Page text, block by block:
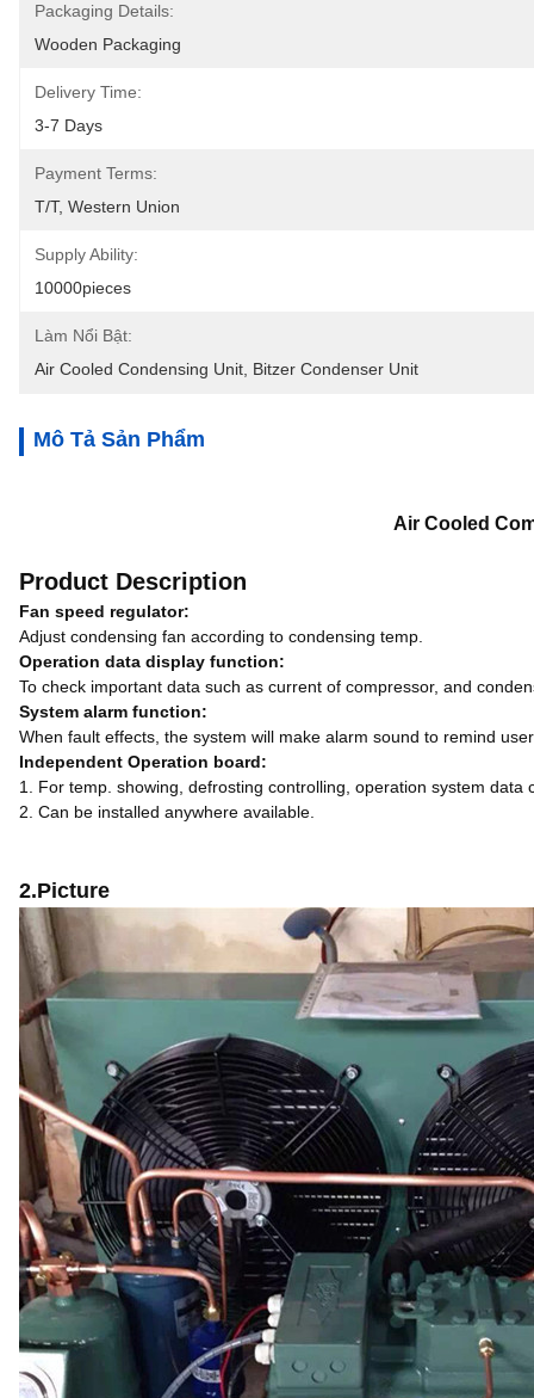
Packaging Details:
Wooden Packaging
Delivery Time:
3-7 Days
Payment Terms:
T/T, Western Union
Supply Ability:
10000pieces
Làm Nổi Bật:
Air Cooled Condensing Unit Bitzer Condenser Unit
Mô Tả Sản Phẩm
Air Cooled
Product Description
Fan speed regulator:
Adjust condensing fan according to condensing temp.
Operation data display function:
To check important data such as current of compressor, and
System alarm function:
When fault effects, the system will make alarm sound to remind user
Independent Operation board:
1. For temp. showing, defrosting controlling, operation system data
2. Can be installed anywhere available.
2.Picture